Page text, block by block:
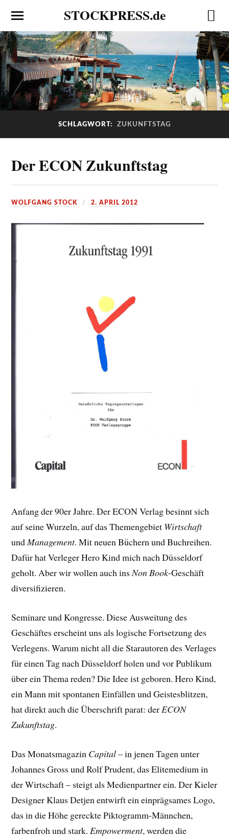
STOCKPRESS.de
SCHLAGWORT: ZUKUNFTSTAG
Der ECON Zukunftstag
WOLFGANG STOCK 2. APRIL 2012
Anfang der 90er Jahre. Der ECON Verlag besinnt sich
auf seine Wurzeln, auf das Themengebiet Wirtschaft
undManagement. Mit neuen Büchern und Buchreihen.
Dafür hat Verleger Hero Kind mich nach Düsseldorf
geholt. Aber wir wollen auch insNon Book-Geschäft
diversifizieren.
Seminare und Kongresse. Diese Ausweitung des
Geschäftes erscheint uns als logische Fortsetzung des
Verlegens. Warum nicht all die Starautoren des Verlages
für einen Tag nach Düsseldorf holen und vor Publikum
über ein Thema reden? Die Idee ist geboren. Hero Kind,
ein Mann mit spontanen Einfällen und Geistesblitzen,
hat direkt auch die Überschrift parat: derECON
Zukunftstag.
Das Monatsmagazin Capital– in jenen Tagen unter
Johannes Gross und Rolf Prudent, das Elitemedium in
der Wirtschaft – steigt als Medienpartner ein. Der Kieler
Designer Klaus Detjen entwirft ein einprägsames Logo,
das in die Höhe gereckte Piktogramm-Männchen,
farbenfroh und stark. Empowerment, werden die